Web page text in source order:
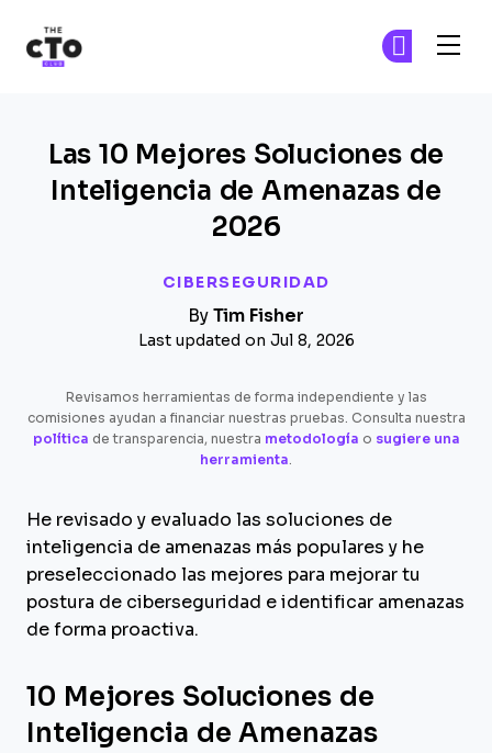
CIBERSEGURIDAD
Las 10 Mejores Soluciones de
Inteligencia de Amenazas de
2026
By Tim Fisher
Last updated on Jul 8, 2026
Revisamos herramientas de forma independiente y las
comisiones ayudan a financiar nuestras pruebas. Consulta nuestra
política de transparencia, nuestra metodología o sugiere una
herramienta.
He revisado y evaluado las soluciones de
inteligencia de amenazas más populares y he
preseleccionado las mejores para mejorar tu
postura de ciberseguridad e identificar amenazas
de forma proactiva.
10 Mejores Soluciones de
Inteligencia de Amenazas